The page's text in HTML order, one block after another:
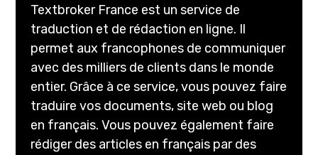
Textbroker France est un service de
traduction et de rédaction en ligne. Il
permet aux francophones de communiquer
avec des milliers de clients dans le monde
entier. Grâce à ce service, vous pouvez faire
traduire vos documents, site web ou blog
en français. Vous pouvez également faire
rédiger des articles en français par des